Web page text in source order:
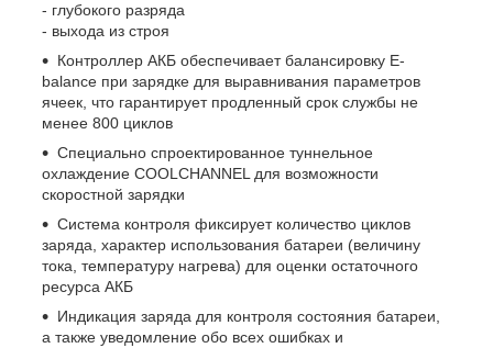
- глубокого разряда
- выхода из строя
Контроллер АКБ обеспечивает балансировку E-
balance при зарядке для выравнивания параметров
ячеек, что гарантирует продленный срок службы не
менее 800 циклов
Специально спроектированное туннельное
охлаждение COOLCHANNEL для возможности
скоростной зарядки
Система контроля фиксирует количество циклов
заряда, характер использования батареи (величину
тока, температуру нагрева) для оценки остаточного
ресурса АКБ
Индикация заряда для контроля состояния батареи,
а также уведомление обо всех ошибках и